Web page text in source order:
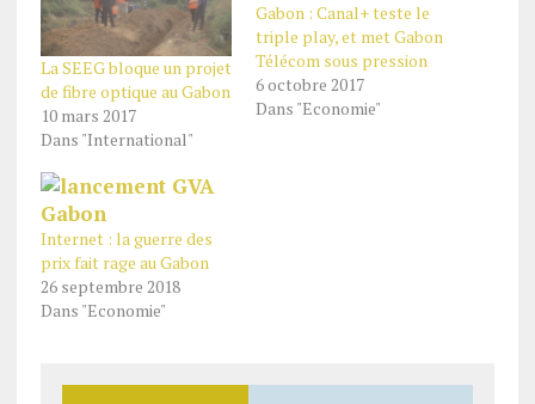
La SEEG bloque un projet
de fibre optique au Gabon
10 mars 2017
Dans "International"
Gabon : Canal+ teste le
triple play, et met Gabon
Télécom sous pression
6 octobre 2017
Dans "Economie"
Internet : la guerre des
prix fait rage au Gabon
26 septembre 2018
Dans "Economie"